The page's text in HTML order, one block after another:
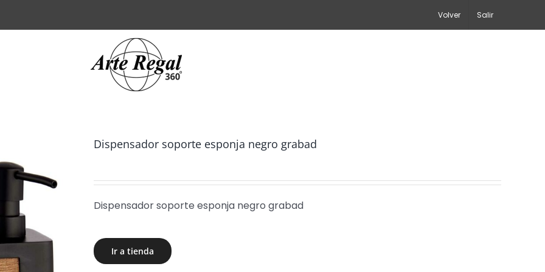
Volver Salir
Dispensador soporte esponja negro grabad
Dispensador soporte esponja negro grabad
Ir a tienda